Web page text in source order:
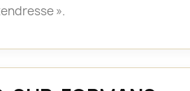
».